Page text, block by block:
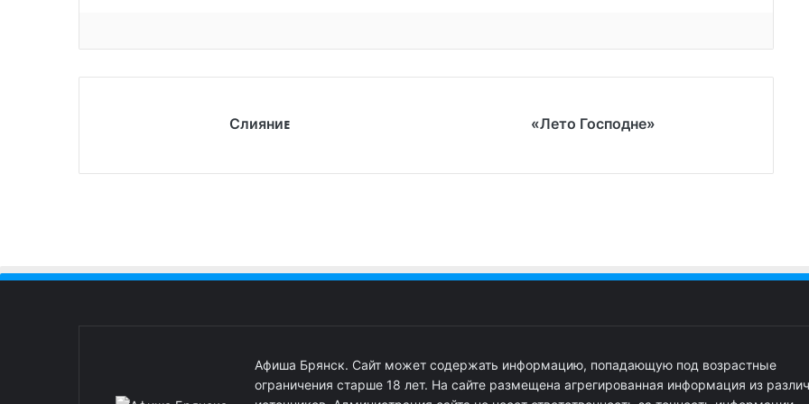
Слияниᴇ «Лето Господне»
Афиша Брянск. Сайт может содержать информацию, попадающую под возрастные
ограничения старше 18 лет. На сайте размещена агрегированная информация из